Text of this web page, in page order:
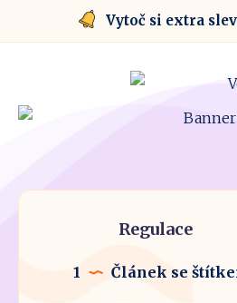
Vytoč si extra
Regulace
1 Článek se